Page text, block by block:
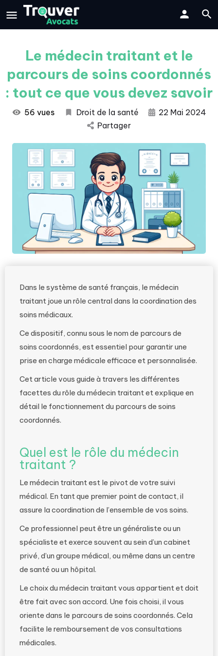
Le médecin traitant et le
parcours de soins coordonnés
: tout ce que vous devez savoir
56 vues Droit de la santé
22 Mai 2024
Partager
Dans le système de santé français, le médecin
traitant joue un rôle central dans la coordination des
soins médicaux.
Ce dispositif, connu sous le nom de parcours de
soins coordonnés, est essentiel pour garantir une
prise en charge médicale efficace et personnalisée.
Cet article vous guide à travers les différentes
facettes du rôle du médecin traitant et explique en
détail le fonctionnement du parcours de soins
coordonnés.
Quel est le rôle du médecin
traitant ?
Le médecin traitant est le pivot de votre suivi
médical. En tant que premier point de contact, il
assure la coordination de l’ensemble de vos soins.
Ce professionnel peut être un généraliste ou un
spécialiste et exerce souvent au sein d’un cabinet
privé, d’un groupe médical, ou même dans un centre
de santé ou un hôpital.
Le choix du médecin traitant vous appartient et doit
être fait avec son accord. Une fois choisi, il vous
oriente dans le parcours de soins coordonnés. Cela
facilite le remboursement de vos consultations
médicales.